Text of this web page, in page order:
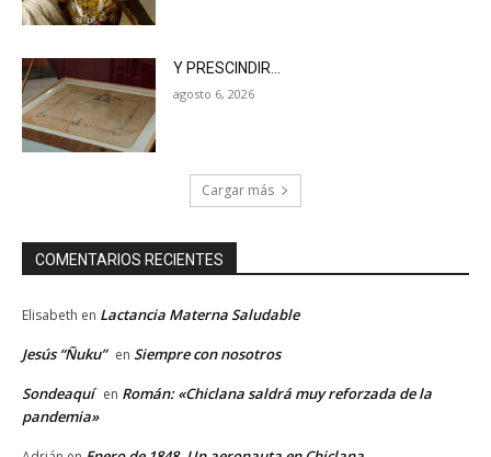
Y PRESCINDIR…
agosto 6, 2026
Cargar más
COMENTARIOS RECIENTES
Elisabeth en Lactancia Materna Saludable
Jesús “Ñuku” en Siempre con nosotros
Sondeaquí en Román: «Chiclana saldrá muy reforzada de la
pandemia»